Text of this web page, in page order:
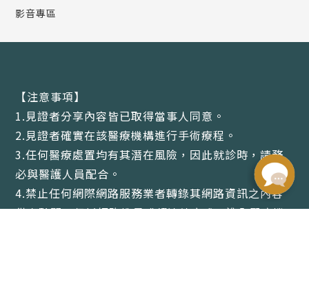
影音專區
【注意事項】
1.見證者分享內容皆已取得當事人同意。
2.見證者確實在該醫療機構進行手術療程。
3.任何醫療處置均有其潛在風險，因此就診時，請務
必與醫護人員配合。
4.禁止任何網際網路服務業者轉錄其網路資訊之內容
供人點閱。但以網路搜尋或超連結方式，進入醫療機